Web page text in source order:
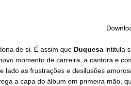
de si. É assim que Duquesa intitula
momento de carreira, a cantora e
lado as frustrações e desilusões
a capa do álbum em primeira mão,